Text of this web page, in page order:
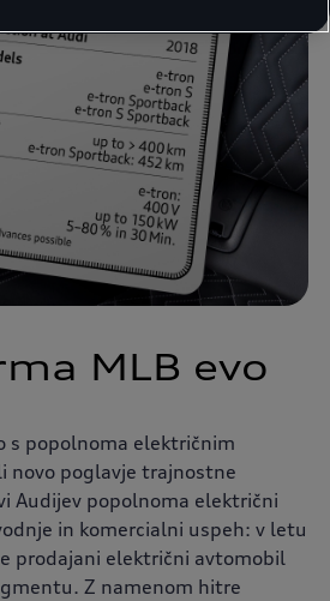
MLB evo
s popolnoma električnim
novo poglavje trajnostne
Audijev popolnoma električni
in komercialni uspeh: v letu
prodajani električni avtomobil
Z namenom hitre